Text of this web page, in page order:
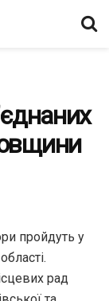
пройдуть у
рад